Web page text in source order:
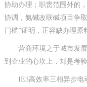
协助办理；职责范围外的
协调，氨碱改联碱项目争
门槛”证明，正容缺办理原
营商环境之于城市发展
到企业的心坎上，却是考
IE3高效率三相异步电